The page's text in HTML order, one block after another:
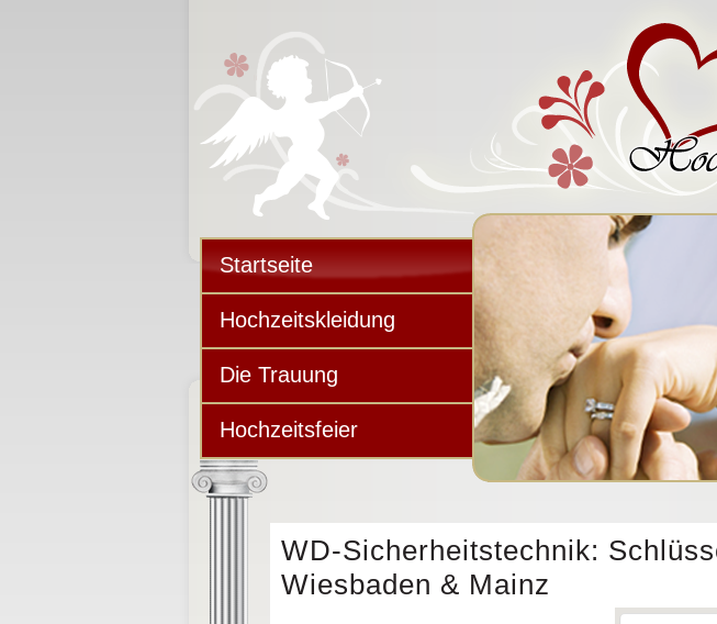
Startseite
Hochzeitskleidung
Die Trauung
Hochzeitsfeier
WD-Sicherheitstechnik:
Wiesbaden & Mainz